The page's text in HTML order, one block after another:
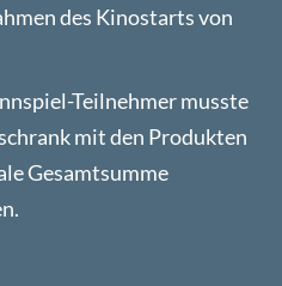
des Kinostarts von
Teilnehmer musste
mit den Produkten
Gesamtsumme